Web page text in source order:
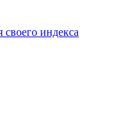
индекса